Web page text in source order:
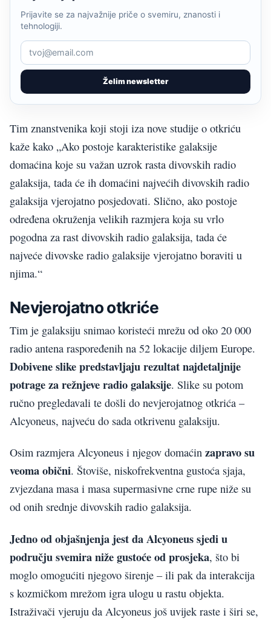
Želim newsletter
Prijavite se za najvažnije priče o svemiru, znanosti i
tehnologiji.
Tim znanstvenika koji stoji iza nove studije o otkriću
kaže kako „Ako postoje karakteristike galaksije
domaćina koje su važan uzrok rasta divovskih radio
galaksija, tada će ih domaćini najvećih divovskih radio
galaksija vjerojatno posjedovati. Slično, ako postoje
određena okruženja velikih razmjera koja su vrlo
pogodna za rast divovskih radio galaksija, tada će
najveće divovske radio galaksije vjerojatno boraviti u
njima.“
Nevjerojatno otkriće
Tim je galaksiju snimao koristeći mrežu od oko 20 000
radio antena raspoređenih na 52 lokacije diljem Europe.
Dobivene slike predstavljaju rezultat najdetaljnije
potrage za režnjeve radio galaksije. Slike su potom
ručno pregledavali te došli do nevjerojatnog otkrića –
Alcyoneus, najveću do sada otkrivenu galaksiju.
Osim razmjera Alcyoneus i njegov domaćin zapravo su
veoma obični. Štoviše, niskofrekventna gustoća sjaja,
zvjezdana masa i masa supermasivne crne rupe niže su
od onih srednje divovskih radio galaksija.
Jedno od objašnjenja jest da Alcyoneus sjedi u
području svemira niže gustoće od prosjeka, što bi
moglo omogućiti njegovo širenje – ili pak da interakcija
s kozmičkom mrežom igra ulogu u rastu objekta.
Istraživači vjeruju da Alcyoneus još uvijek raste i širi se,